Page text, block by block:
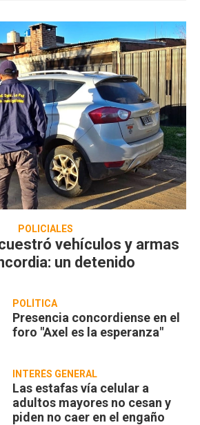
POLICIALES
vehículos y armas
un detenido
POLÍTICA
Presencia concordiense en el
foro "Axel es la esperanza"
INTERÉS GENERAL
Las estafas vía celular a
adultos mayores no cesan y
piden no caer en el engaño